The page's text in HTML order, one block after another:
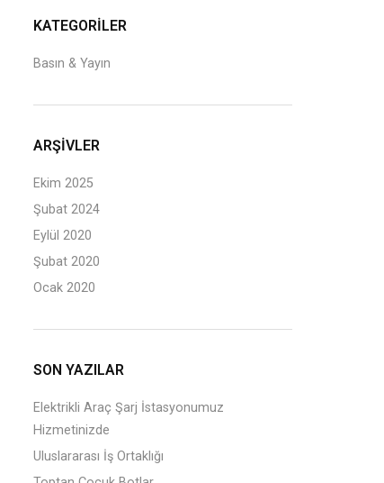
KATEGORILER
Basın & Yayın
ARŞIVLER
Ekim 2025
Şubat 2024
Eylül 2020
Şubat 2020
Ocak 2020
SON YAZILAR
Elektrikli Araç Şarj İstasyonumuz
Hizmetinizde
Uluslararası İş Ortaklığı